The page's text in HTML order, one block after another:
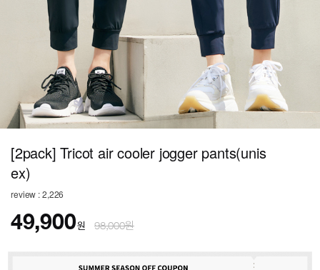
[2pack] Tricot air cooler jogger pants(unis
ex)
review : 2,226
49,900원 98,000원